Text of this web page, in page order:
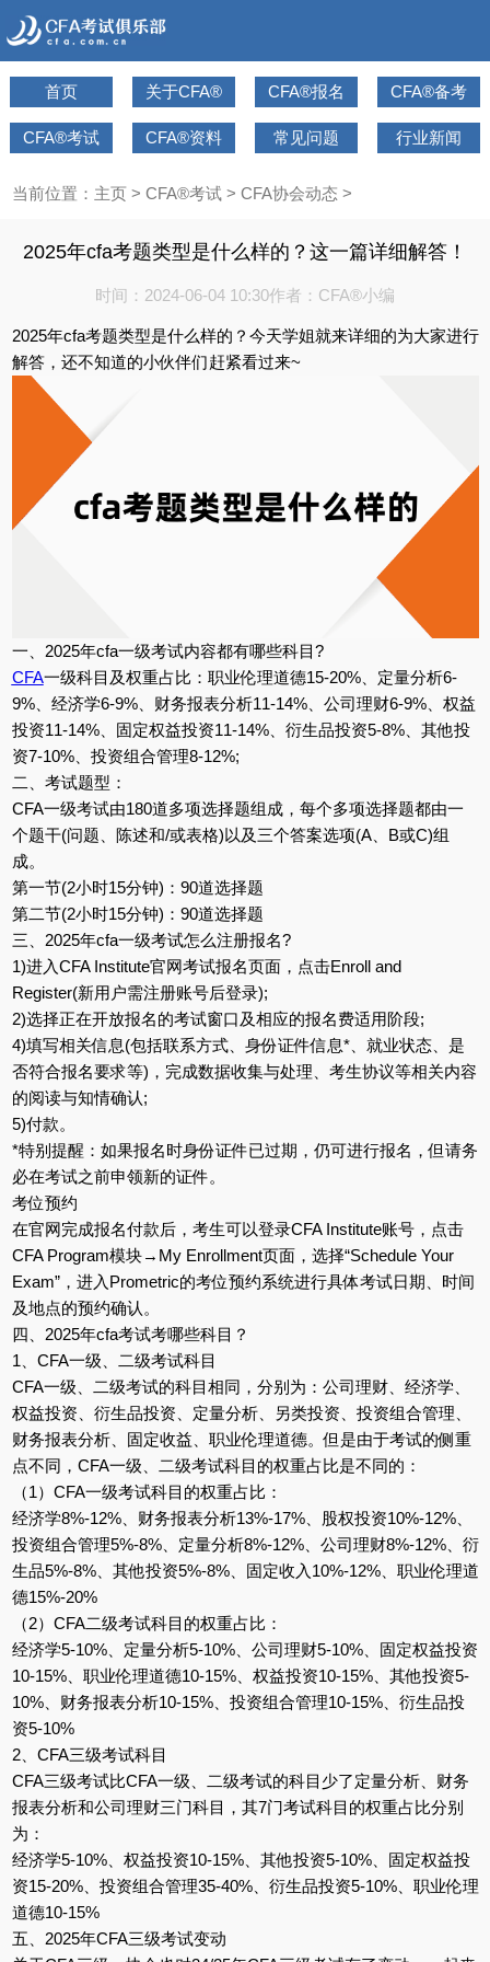
首页 关于CFA® CFA®报名 CFA®备考
CFA®考试 CFA®资料 常见问题 行业新闻
当前位置： 主页> CFA®考试> CFA协会动态 >
2025年cfa考题类型是什么样的？这一篇详细解答！
时间：2024-06-04 10:30作者：CFA®小编
2025年cfa考题类型是什么样的？今天学姐就来详细的为大家进行
解答，还不知道的小伙伴们赶紧看过来~
一、2025年cfa一级考试内容都有哪些科目?
CFA一级科目及权重占比：职业伦理道德15-20%、定量分析6-
9%、经济学6-9%、财务报表分析11-14%、公司理财6-9%、权益
投资11-14%、固定权益投资11-14%、衍生品投资5-8%、其他投
资7-10%、投资组合管理8-12%;
二、考试题型：
CFA一级考试由180道多项选择题组成，每个多项选择题都由一
个题干(问题、陈述和/或表格)以及三个答案选项(A、B或C)组
成。
第一节(2小时15分钟)：90道选择题
第二节(2小时15分钟)：90道选择题
三、2025年cfa一级考试怎么注册报名?
1)进入CFA Institute官网考试报名页面，点击Enroll and
Register(新用户需注册账号后登录);
2)选择正在开放报名的考试窗口及相应的报名费适用阶段;
4)填写相关信息(包括联系方式、身份证件信息*、就业状态、是
否符合报名要求等)，完成数据收集与处理、考生协议等相关内容
的阅读与知情确认;
5)付款。
*特别提醒：如果报名时身份证件已过期，仍可进行报名，但请务
必在考试之前申领新的证件。
考位预约
在官网完成报名付款后，考生可以登录CFA Institute账号，点击
CFA Program模块→My Enrollment页面，选择“Schedule Your
Exam”，进入Prometric的考位预约系统进行具体考试日期、时间
及地点的预约确认。
四、2025年cfa考试考哪些科目？
1、CFA一级、二级考试科目
CFA一级、二级考试的科目相同，分别为：公司理财、经济学、
权益投资、衍生品投资、定量分析、另类投资、投资组合管理、
财务报表分析、固定收益、职业伦理道德。但是由于考试的侧重
点不同，CFA一级、二级考试科目的权重占比是不同的：
（1）CFA一级考试科目的权重占比：
经济学8%-12%、财务报表分析13%-17%、股权投资10%-12%、
投资组合管理5%-8%、定量分析8%-12%、公司理财8%-12%、衍
生品5%-8%、其他投资5%-8%、固定收入10%-12%、职业伦理道
德15%-20%
（2）CFA二级考试科目的权重占比：
经济学5-10%、定量分析5-10%、公司理财5-10%、固定权益投资
10-15%、职业伦理道德10-15%、权益投资10-15%、其他投资5-
10%、财务报表分析10-15%、投资组合管理10-15%、衍生品投
资5-10%
2、CFA三级考试科目
CFA三级考试比CFA一级、二级考试的科目少了定量分析、财务
报表分析和公司理财三门科目，其7门考试科目的权重占比分别
为：
经济学5-10%、权益投资10-15%、其他投资5-10%、固定权益投
资15-20%、投资组合管理35-40%、衍生品投资5-10%、职业伦理
道德10-15%
五、2025年CFA三级考试变动